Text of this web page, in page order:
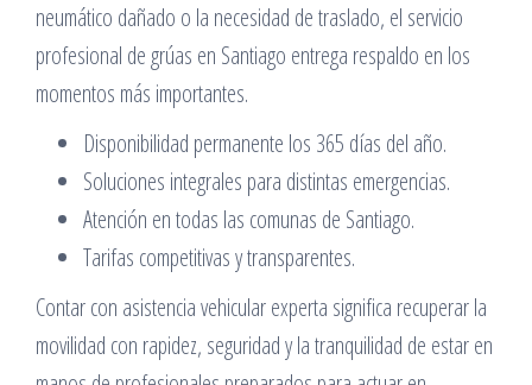
neumático dañado o la necesidad de traslado, el servicio
profesional de grúas en Santiago entrega respaldo en los
momentos más importantes.
Disponibilidad permanente los 365 días del año.
Soluciones integrales para distintas emergencias.
Atención en todas las comunas de Santiago.
Tarifas competitivas y transparentes.
Contar con asistencia vehicular experta significa recuperar la
movilidad con rapidez, seguridad y la tranquilidad de estar en